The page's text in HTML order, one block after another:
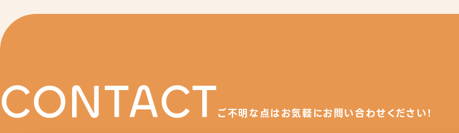
CONTACTご不明な点はお気軽にお問い合わせください！